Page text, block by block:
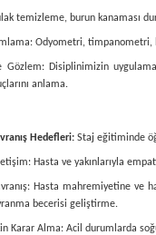
temizleme, burun kanaması
Odyometri, timpanometri,
Gözlem: Disiplinimizin
anlama.
Hedefleri: Staj eğitiminde
Hasta ve yakınlarıyla
Hasta mahremiyetine ve
becerisi geliştirme.
Karar Alma: Acil durumlarda